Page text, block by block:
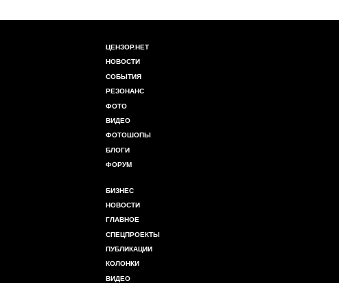
ЦЕНЗОР.НЕТ
НОВОСТИ
СОБЫТИЯ
РЕЗОНАНС
ФОТО
ВИДЕО
ФОТОШОПЫ
БЛОГИ
ФОРУМ
БИЗНЕС
НОВОСТИ
ГЛАВНОЕ
СПЕЦПРОЕКТЫ
ПУБЛИКАЦИИ
КОЛОНКИ
ВИДЕО